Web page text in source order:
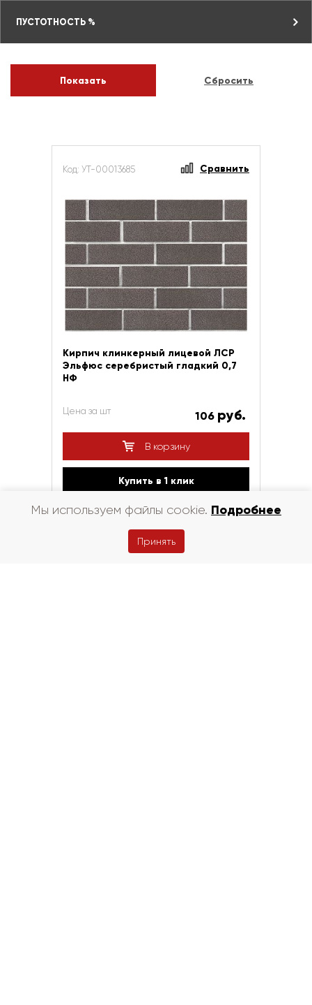
ПУСТОТНОСТЬ %
Код: УТ-00013685 Сравнить
Кирпич клинкерный лицевой ЛСР
Эльфюс серебристый гладкий 0,7
НФ
Цена за шт 106 руб.
В корзину
Купить в 1 клик
Мы используем файлы cookie. Подробнее
Принять